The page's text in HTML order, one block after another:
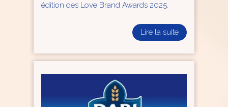
édition des Love Brand Awards 2025.
Lire la suite